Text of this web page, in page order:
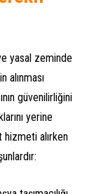
yasal zeminde
alınması
güvenilirliğini
yerine
alırken